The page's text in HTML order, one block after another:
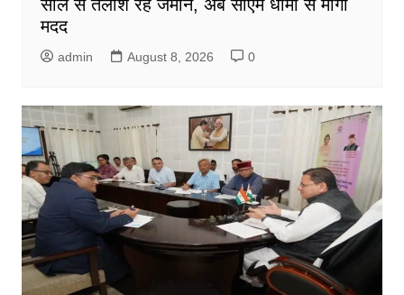
साल से तलाश रहे जमीन, अब सीएम धामी से मांगी
मदद
admin August 8, 2026 0